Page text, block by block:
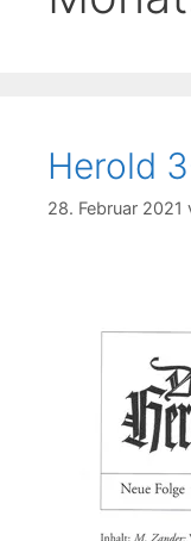
Herold
28. Februar 2021